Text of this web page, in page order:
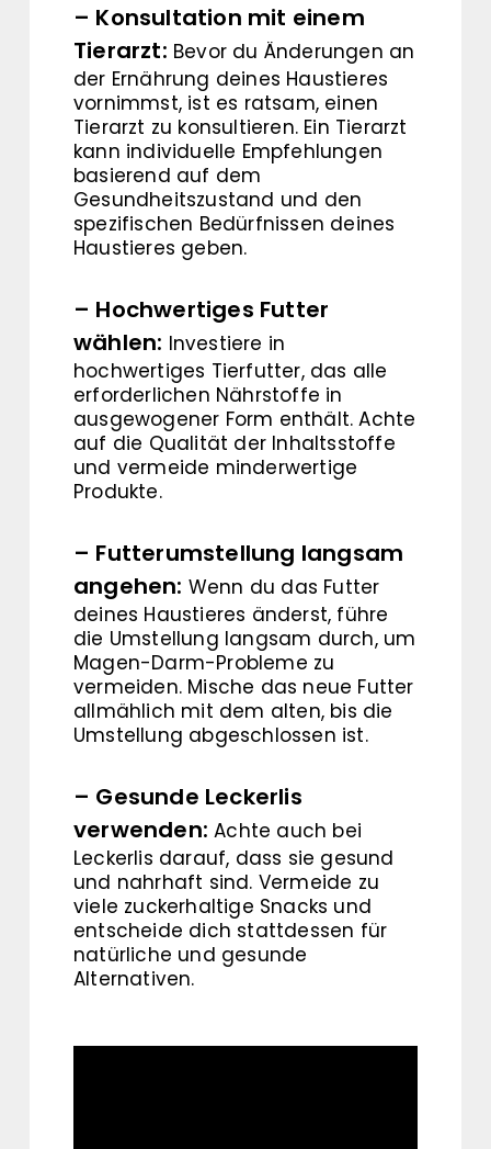
– Konsultation mit einem
Tierarzt: Bevor du Änderungen an
der Ernährung deines Haustieres
vornimmst, ist es ratsam, einen
Tierarzt zu konsultieren. Ein Tierarzt
kann individuelle Empfehlungen
basierend auf dem
Gesundheitszustand und den
spezifischen Bedürfnissen deines
Haustieres geben.
– Hochwertiges Futter
wählen: Investiere in
hochwertiges Tierfutter, das alle
erforderlichen Nährstoffe in
ausgewogener Form enthält. Achte
auf die Qualität der Inhaltsstoffe
und vermeide minderwertige
Produkte.
– Futterumstellung langsam
angehen: Wenn du das Futter
deines Haustieres änderst, führe
die Umstellung langsam durch, um
Magen-Darm-Probleme zu
vermeiden. Mische das neue Futter
allmählich mit dem alten, bis die
Umstellung abgeschlossen ist.
– Gesunde Leckerlis
verwenden: Achte auch bei
Leckerlis darauf, dass sie gesund
und nahrhaft sind. Vermeide zu
viele zuckerhaltige Snacks und
entscheide dich stattdessen für
natürliche und gesunde
Alternativen.